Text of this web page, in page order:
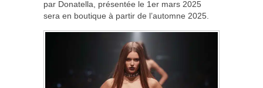
par Donatella, présentée le 1er mars 2025
sera en boutique à partir de l’automne 2025.